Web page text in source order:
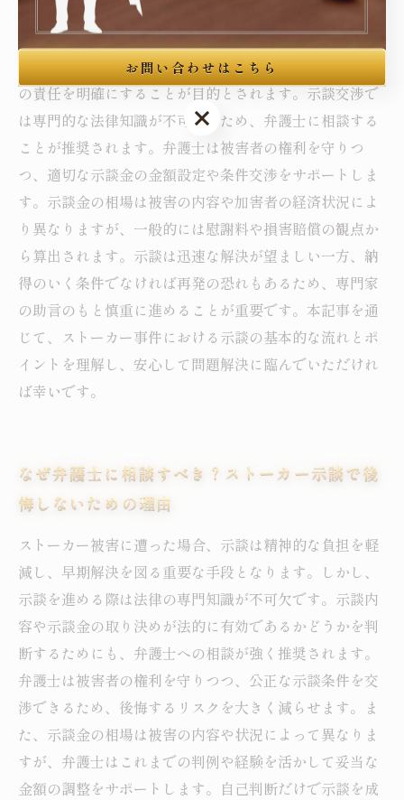
ストーカー事件の示談とは、被害者と加害者が話し合い
を通じて事件の解決を図る方法です。示談成立には双方
の合意が必要であり、被害者の心身の安全確保や加害者
の責任を明確にすることが目的とされます。示談交渉で
は専門的な法律知識が不可欠なため、弁護士に相談する
ことが推奨されます。弁護士は被害者の権利を守りつ
つ、適切な示談金の金額設定や条件交渉をサポートしま
す。示談金の相場は被害の内容や加害者の経済状況によ
り異なりますが、一般的には慰謝料や損害賠償の観点か
ら算出されます。示談は迅速な解決が望ましい一方、納
得のいく条件でなければ再発の恐れもあるため、専門家
の助言のもと慎重に進めることが重要です。本記事を通
じて、ストーカー事件における示談の基本的な流れとポ
イントを理解し、安心して問題解決に臨んでいただけれ
ば幸いです。
なぜ弁護士に相談すべき？ストーカー示談で後
悔しないための理由
ストーカー被害に遭った場合、示談は精神的な負担を軽
減し、早期解決を図る重要な手段となります。しかし、
示談を進める際は法律の専門知識が不可欠です。示談内
容や示談金の取り決めが法的に有効であるかどうかを判
断するためにも、弁護士への相談が強く推奨されます。
弁護士は被害者の権利を守りつつ、公正な示談条件を交
渉できるため、後悔するリスクを大きく減らせます。ま
た、示談金の相場は被害の内容や状況によって異なりま
すが、弁護士はこれまでの判例や経験を活かして妥当な
金額の調整をサポートします。自己判断だけで示談を成
お問い合わせはこちら
お問い合わせはこちら